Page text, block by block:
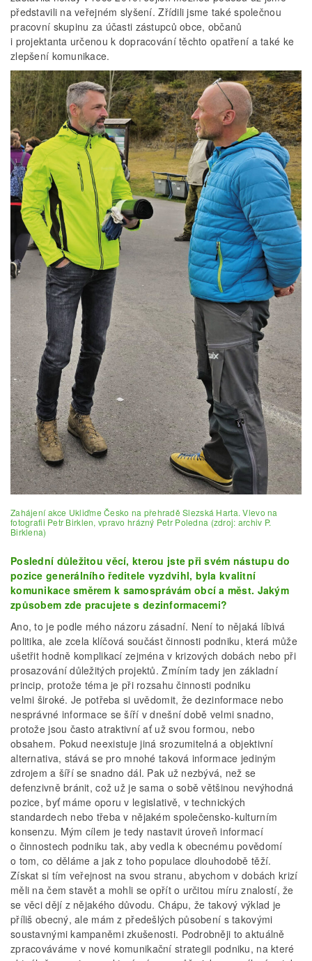
představili na veřejném slyšení. Zřídili jsme také společnou
pracovní skupinu za účasti zástupců obce, občanů
i projektanta určenou k dopracování těchto opatření a také ke
zlepšení komunikace.
Zahájení akce Ukliďme Česko na přehradě Slezská Harta. Vlevo na
fotografii Petr Birklen, vpravo hrázný Petr Poledna (zdroj: archiv P.
Birklena)
Poslední důležitou věcí, kterou jste při svém nástupu do
pozice generálního ředitele vyzdvihl, byla kvalitní
komunikace směrem k samosprávám obcí a měst. Jakým
způsobem zde pracujete s dezinformacemi?
Ano, to je podle mého názoru zásadní. Není to nějaká líbivá
politika, ale zcela klíčová součást činnosti podniku, která může
ušetřit hodně komplikací zejména v krizových dobách nebo při
prosazování důležitých projektů. Zmíním tady jen základní
princip, protože téma je při rozsahu činnosti podniku
velmi široké. Je potřeba si uvědomit, že dezinformace nebo
nesprávné informace se šíří v dnešní době velmi snadno,
protože jsou často atraktivní ať už svou formou, nebo
obsahem. Pokud neexistuje jiná srozumitelná a objektivní
alternativa, stává se pro mnohé taková informace jediným
zdrojem a šíří se snadno dál. Pak už nezbývá, než se
defenzivně bránit, což už je sama o sobě většinou nevýhodná
pozice, byť máme oporu v legislativě, v technických
standardech nebo třeba v nějakém společensko-kulturním
konsenzu. Mým cílem je tedy nastavit úroveň informací
o činnostech podniku tak, aby vedla k obecnému povědomí
o tom, co děláme a jak z toho populace dlouhodobě těží.
Získat si tím veřejnost na svou stranu, abychom v dobách krizí
měli na čem stavět a mohli se opřít o určitou míru znalostí, že
se věci dějí z nějakého důvodu. Chápu, že takový výklad je
příliš obecný, ale mám z předešlých působení s takovými
soustavnými kampaněmi zkušenosti. Podrobněji to aktuálně
zpracováváme v nové komunikační strategii podniku, na které